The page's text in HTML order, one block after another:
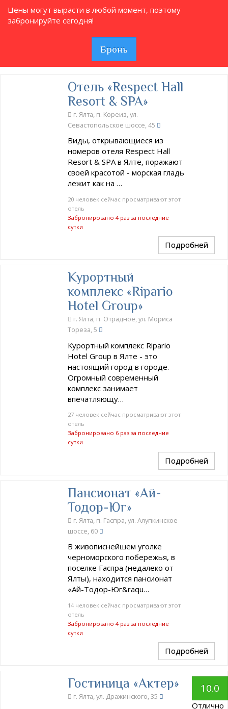
Цены могут вырасти в любой момент, поэтому
забронируйте сегодня!
Бронь
Отель «Respect Hall
Resort & SPA»
г. Ялта, п. Кореиз, ул.
Севастопольское шоссе, 45
Виды, открывающиеся из
номеров отеля Respect Hall
Resort & SPA в Ялте, поражают
своей красотой - морская гладь
лежит как на …
20 человек сейчас просматривают этот
отель
Забронировано 4 раз за последние
сутки
Подробней
Курортный
комплекс «Ripario
Hotel Group»
г. Ялта, п. Отрадное, ул. Мориса
Тореза, 5
Курортный комплекс Ripario
Hotel Group в Ялте - это
настоящий город в городе.
Огромный современный
комплекс занимает
впечатляющу…
27 человек сейчас просматривают этот
отель
Забронировано 6 раз за последние
сутки
Подробней
Пансионат «Ай-
Тодор-Юг»
г. Ялта, п. Гаспра, ул. Алупкинское
шоссе, 60
В живописнейшем уголке
черноморского побережья, в
поселке Гаспра (недалеко от
Ялты), находится пансионат
«Ай-Тодор-Юг&raqu…
14 человек сейчас просматривают этот
отель
Забронировано 4 раз за последние
сутки
Подробней
Гостиница «Актер»
г. Ялта, ул. Дражинского, 35
10.0
Отлично